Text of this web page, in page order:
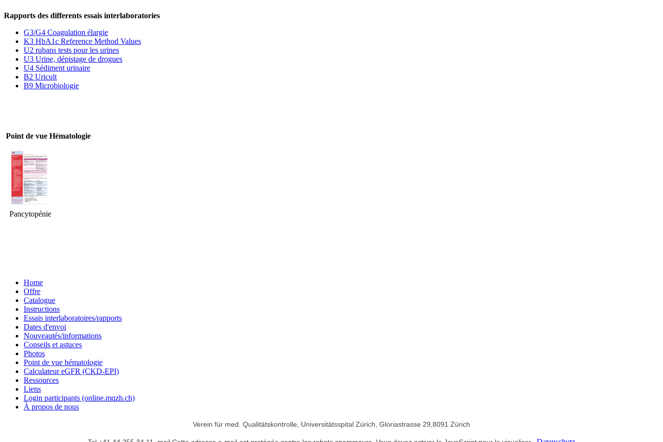
Rapports des differents essais interlaboratories
G3/G4 Coagulation élargie
K3 HbA1c Reference Method Values
U2 rubans tests pour les urines
U3 Urine, dépistage de drogues
U4 Sédiment urinaire
B2 Uricult
B9 Microbiologie
Point de vue Hématologie
Pancytopénie
Home
Offre
Catalogue
Instructions
Essais interlaboratoires/rapports
Dates d'envoi
Nouveautés/informations
Conseils et astuces
Photos
Point de vue hématologie
Calculateur eGFR (CKD-EPI)
Ressources
Liens
Login participants (online.mqzh.ch)
À propos de nous
Verein für med. Qualitätskontrolle, Universitätsspital Zürich, Gloriastrasse 29, 8091 Zürich